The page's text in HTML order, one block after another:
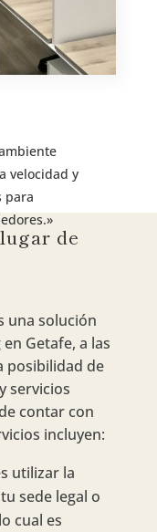
velocidad y
para
de
una solución
Getafe, a las
posibilidad de
servicios
contar con
incluyen:
utilizar la
sede legal o
cual es